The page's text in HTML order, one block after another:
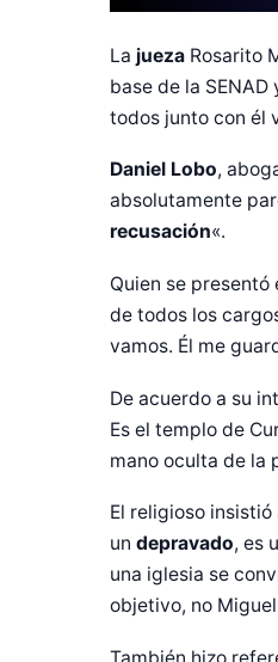
La jueza Rosarito
base de la
todos junto con él
Daniel Lobo,
absolutamente
recusación«.
Quien se
de todos los
vamos. Él me
De acuerdo a su
Es el templo de
mano oculta de la
El religioso
un depravado, es
una iglesia se
objetivo, no